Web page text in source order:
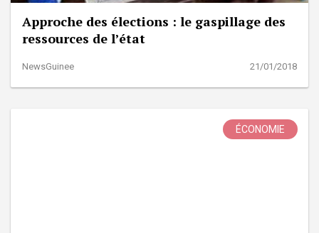
Approche des élections : le gaspillage des
ressources de l’état
NewsGuinee 21/01/2018
ÉCONOMIE